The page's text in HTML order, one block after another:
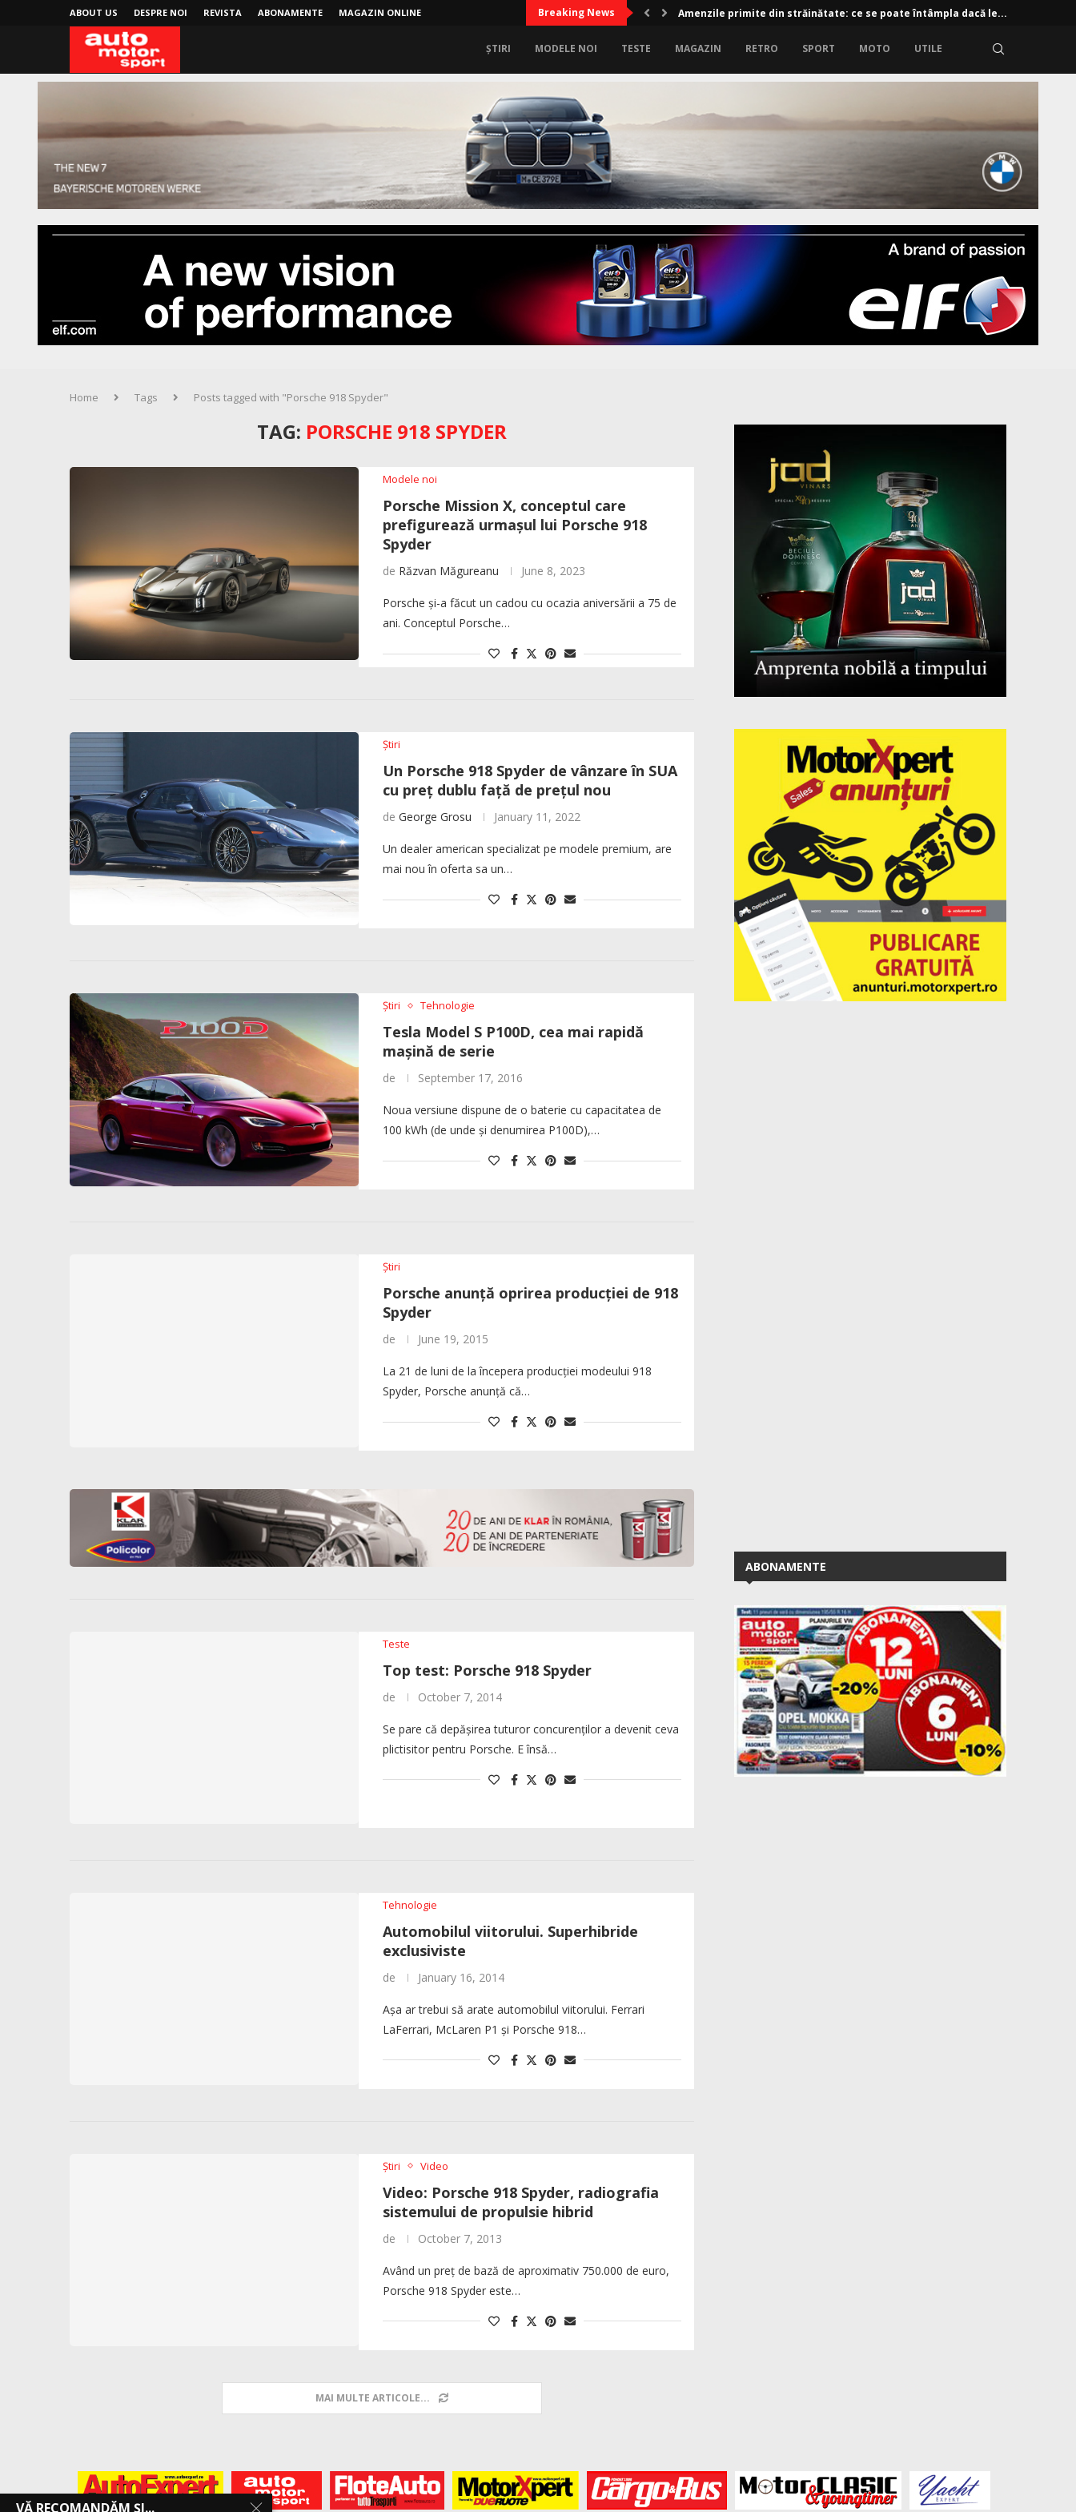
ABOUT US DESPRE NOI REVISTA ABONAMENTE MAGAZIN ONLINE Breaking News Amenzile primite din străinătate: ce se poate întâmpla dacă le...
ȘTIRI MODELE NOI TESTE MAGAZIN RETRO SPORT MOTO UTILE
Home Tags Posts tagged with "Porsche 918 Spyder"
TAG: PORSCHE 918 SPYDER
Modele noi
Porsche Mission X, conceptul care
prefigurează urmașul lui Porsche 918
Spyder
de Răzvan Măgureanu June 8, 2023
Porsche și-a făcut un cadou cu ocazia aniversării a 75 de
ani. Conceptul Porsche…
Știri
Un Porsche 918 Spyder de vânzare în SUA
cu preț dublu față de prețul nou
de George Grosu January 11, 2022
Un dealer american specializat pe modele premium, are
mai nou în oferta sa un…
Știri Tehnologie
Tesla Model S P100D, cea mai rapidă
mașină de serie
de September 17, 2016
Noua versiune dispune de o baterie cu capacitatea de
100 kWh (de unde și denumirea P100D),…
Știri
Porsche anunță oprirea producției de 918
Spyder
de June 19, 2015
La 21 de luni de la începera producției modeului 918
Spyder, Porsche anunță că…
Teste
Top test: Porsche 918 Spyder
de October 7, 2014
Se pare că depășirea tuturor concurenților a devenit ceva
plictisitor pentru Porsche. E însă…
Tehnologie
Automobilul viitorului. Superhibride
exclusiviste
de January 16, 2014
Așa ar trebui să arate automobilul viitorului. Ferrari
LaFerrari, McLaren P1 și Porsche 918…
Știri Video
Video: Porsche 918 Spyder, radiografia
sistemului de propulsie hibrid
de October 7, 2013
Având un preț de bază de aproximativ 750.000 de euro,
Porsche 918 Spyder este…
MAI MULTE ARTICOLE...
ABONAMENTE
VĂ RECOMANDĂM ȘI...